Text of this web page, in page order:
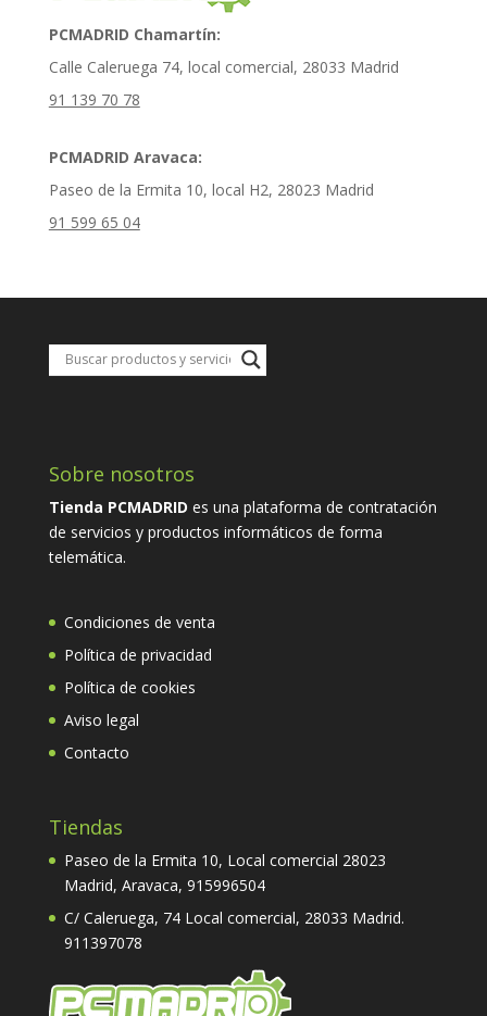
PCMADRID Chamartín:
Calle Caleruega 74, local comercial, 28033 Madrid
91 139 70 78
PCMADRID Aravaca:
Paseo de la Ermita 10, local H2, 28023 Madrid
91 599 65 04
Sobre nosotros
Tienda PCMADRID es una plataforma de contratación
de servicios y productos informáticos de forma
telemática.
Condiciones de venta
Política de privacidad
Política de cookies
Aviso legal
Contacto
Tiendas
Paseo de la Ermita 10, Local comercial 28023
Madrid, Aravaca, 915996504
C/ Caleruega, 74 Local comercial, 28033 Madrid.
911397078